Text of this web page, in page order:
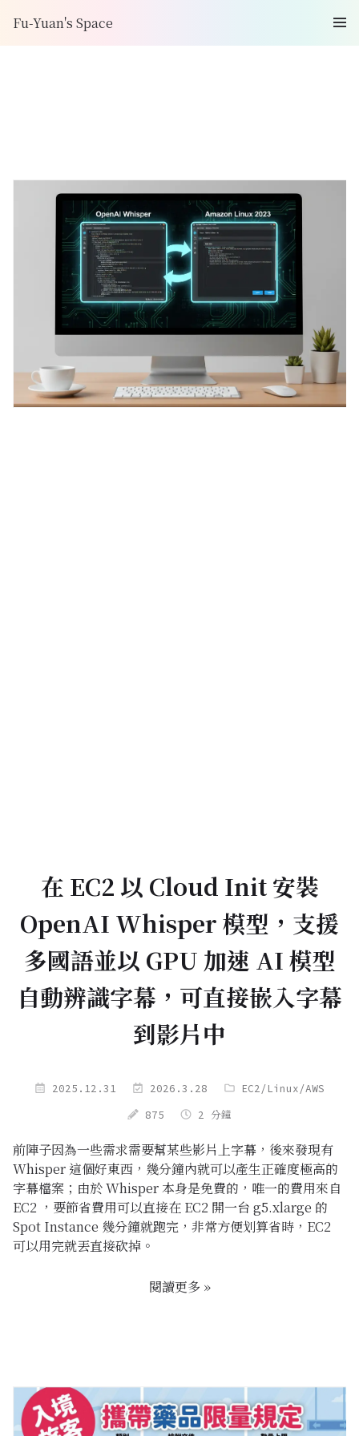
Fu-Yuan's Space
在 EC2 以 Cloud Init 安裝
OpenAI Whisper 模型，支援
多國語並以 GPU 加速 AI 模型
自動辨識字幕，可直接嵌入字幕
到影片中
2025.12.31 2026.3.28 EC2 /Linux/AWS
875 2 分鐘
前陣子因為一些需求需要幫某些影片上字幕，後來發現有
Whisper 這個好東西，幾分鐘內就可以產生正確度極高的
字幕檔案；由於 Whisper 本身是免費的，唯一的費用來自
EC2 ，要節省費用可以直接在 EC2 開一台 g5.xlarge 的
Spot Instance 幾分鐘就跑完，非常方便划算省時，EC2
可以用完就丟直接砍掉。
閱讀更多 »